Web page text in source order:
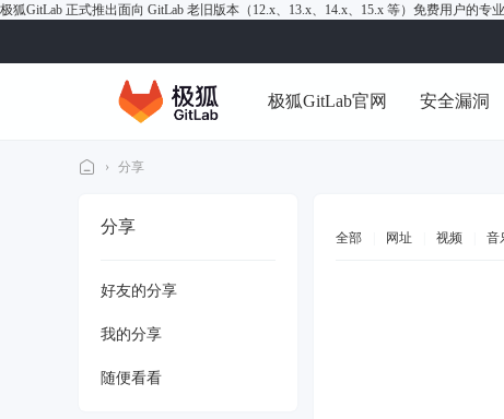
极狐GitLab 正式推出面向 GitLab 老旧版本（12.x、13.x、14.x、15.x 等）免费用户的专
极狐GitLab官网 安全漏洞
› 分享
分享
好友的分享
我的分享
随便看看
全部 网址 视频 音